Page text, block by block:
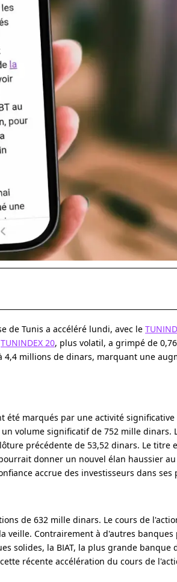
de Tunis a accéléré lundi, avec le
TUNINDEX 20, plus volatil, a grimpé de
4,4 millions de dinars, marquant une
été marqués par une activité
volume significatif de 752 mille dinars.
précédente de 53,52 dinars. Le titre
donner un nouvel élan haussier
accrue des investisseurs dans ses
de 632 mille dinars. Le cours de
veille. Contrairement à d'autres banques
solides, la BIAT, la plus grande banque
récente accélération du cours de